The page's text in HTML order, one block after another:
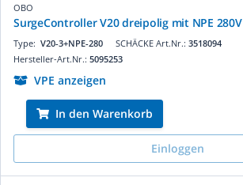
OBO
SurgeController V20 dreipolig mit NPE 280V
SCHÄCKE Art.Nr.: 3518094
Type: V20-3+NPE-280
Hersteller-Art.Nr.: 5095253
VPE anzeigen
In den Warenkorb
Einloggen